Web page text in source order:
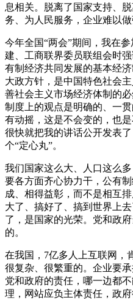
息相关。脱离了国家支持、
务、为人民服务，企业难以做
今年全国“两会”期间，我在
建、工商联界委员联组会时
有制经济共同发展的基本经
大政方针，是中国特色社会
善社会主义市场经济体制的
制度上的观点是明确的、一
有动摇，这是不会变的，也
很快就把我的讲话公开发表
个“定心丸”。
我们国家这么大、人口这么
要各方面齐心协力干，公有
成、相得益彰，而不是相互
大了、搞好了、搞到世界上
了，是国家的光荣。党和政
的。
在我国，7亿多人上互联网，
很复杂、很繁重的。企业要
党和政府的责任，哪一边都
理，网站应负主体责任，政